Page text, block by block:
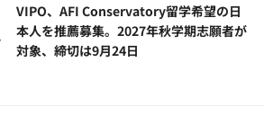
VIPO、AFI Conservatory留学希望の日
本人を推薦募集。2027年秋学期志願者が
対象、締切は9月24日